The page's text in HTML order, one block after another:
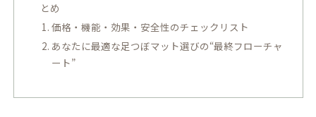
とめ
価格・機能・効果・安全性のチェックリスト
あなたに最適な足つぼマット選びの“最終フローチャ
ート”